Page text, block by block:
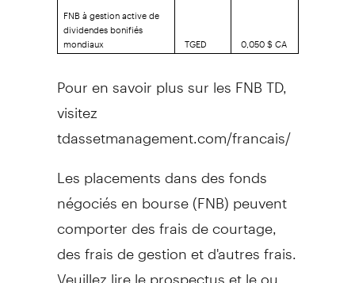
FNB à gestion active de
dividendes bonifiés
mondiaux TGED 0,050 $ CA
Pour en savoir plus sur les FNB TD,
visitez
tdassetmanagement.com/francais/
Les placements dans des fonds
négociés en bourse (FNB) peuvent
comporter des frais de courtage,
des frais de gestion et d'autres frais.
Veuillez lire le prospectus et le ou